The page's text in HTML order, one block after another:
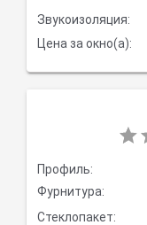
Звукоизоляция:
Цена за окно(а):
Профиль:
Фурнитура:
Стеклопакет: